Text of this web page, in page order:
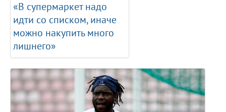
«В супермаркет надо
идти со списком, иначе
можно накупить много
лишнего»